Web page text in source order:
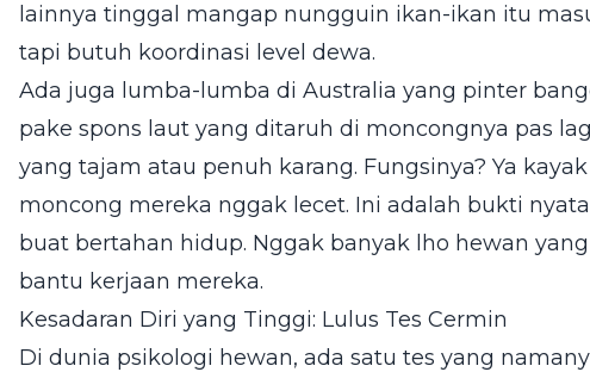
lainnya tinggal mangap nungguin ikan-ikan itu
tapi butuh koordinasi level dewa.
Ada juga lumba-lumba di Australia yang pinter
pake spons laut yang ditaruh di moncongnya pas
yang tajam atau penuh karang. Fungsinya? Ya
moncong mereka nggak lecet. Ini adalah bukti
buat bertahan hidup. Nggak banyak lho hewan
bantu kerjaan mereka.
Kesadaran Diri yang Tinggi: Lulus Tes Cermin
Di dunia psikologi hewan, ada satu tes yang